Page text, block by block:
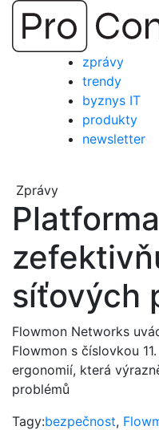
Přejít
obsah
zprávy
trendy
byznys IT
produkty
newsletter
Zprávy
síťových
Flowmon Networks
Flowmon s číslovkou
ergonomií, která
problémů
Tagy:bezpečnost,